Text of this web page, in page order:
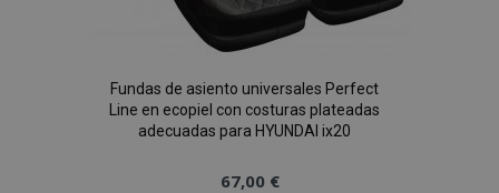
Fundas de asiento universales Perfect
Line en ecopiel con costuras plateadas
adecuadas para HYUNDAI ix20
67,00 €